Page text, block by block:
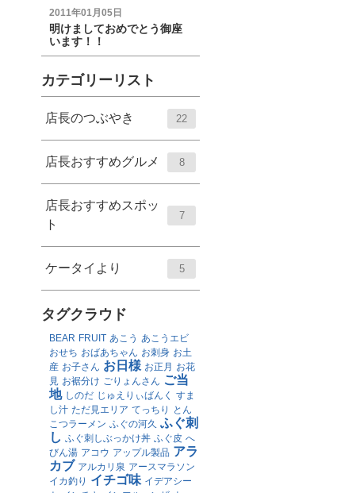
2011年01月05日
明けましておめでとう御座
います！！
カテゴリーリスト
店長のつぶやき 22
店長おすすめグルメ 8
店長おすすめスポッ
ト
7
ケータイより 5
タグクラウド
BEAR FRUIT あこう あこうエビ
おせち おばあちゃん お刺身 お土
産 お子さん お日様 お正月 お花
見 お裾分け ごりょんさん ご当
地 しのだ じゅえりぃばんく すま
し汁 ただ見エリア てっちり
とん
こつラーメン ふぐの河久 ふぐ刺
し ふぐ刺しぶっかけ丼 ふぐ皮 へ
びん湯 アコウ アップル製品 アラ
カブ アルカリ泉 アースマラソン
イカ釣り イチゴ味 イデアシー